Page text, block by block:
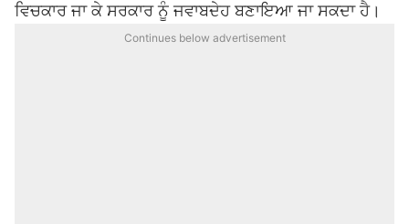
ਵਿਚਕਾਰ ਜਾ ਕੇ ਸਰਕਾਰ ਨੂੰ ਜਵਾਬਦੇਹ ਬਣਾਇਆ ਜਾ ਸਕਦਾ ਹੈ।
Continues below advertisement